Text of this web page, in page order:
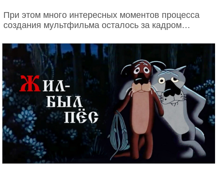
При этом много интересных моментов процесса
создания мультфильма осталось за кадром…